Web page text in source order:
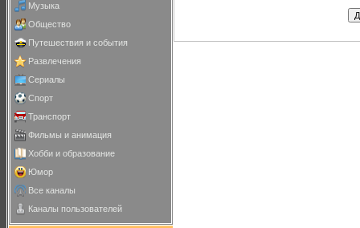
Музыка
Общество
Путешествия и события
Развлечения
Сериалы
Спорт
Транспорт
Фильмы и анимация
Хобби и образование
Юмор
Все каналы
Каналы пользователей